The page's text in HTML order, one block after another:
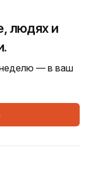
людях и
неделю — в ваш